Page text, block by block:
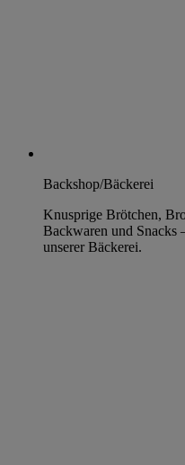
Backshop/Bäckerei
Knusprige Brötchen,
Backwaren und Snacks
unserer Bäckerei.